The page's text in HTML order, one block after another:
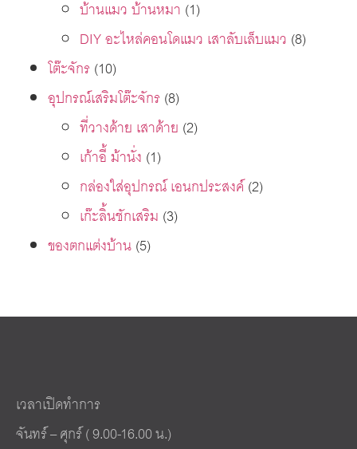
บ้านแมว บ้านหมา (1)
DIY อะไหล่คอนโดแมว เสาลับเล็บแมว (8)
โต๊ะจักร (10)
อุปกรณ์เสริมโต๊ะจักร (8)
ที่วางด้าย เสาด้าย (2)
เก้าอี้ ม้านั่ง (1)
กล่องใส่อุปกรณ์ เอนกประสงค์(2)
เก๊ะลิ้นชักเสริม (3)
ของตกแต่งบ้าน(5)
เวลาเปิดทำการ
จันทร์ – ศุกร์ ( 9.00-16.00 น.)